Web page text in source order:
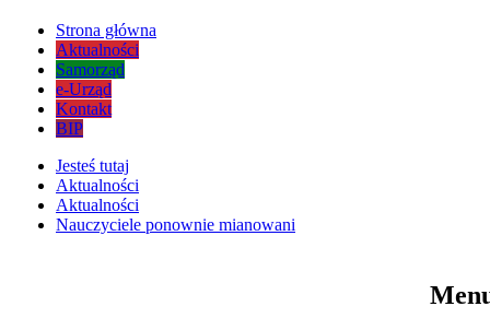
Strona główna
Aktualności
Samorząd
e-Urząd
Kontakt
BIP
Jesteś tutaj
Aktualności
Aktualności
Nauczyciele ponownie mianowani